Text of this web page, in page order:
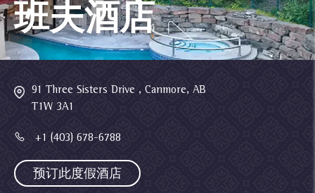
班夫酒店
91 Three Sisters Drive , Canmore, AB
T1W 3A1
+1 (403) 678-6788
预订此度假酒店